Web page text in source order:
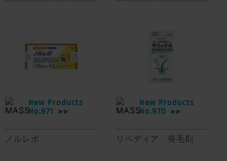
New Products
No.971
▶▶
ノルレボ
New Products
No.970
▶▶
リペディア 発毛剤